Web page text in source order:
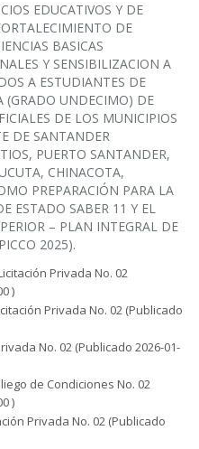
EDUCATIVOS Y DE
DE
BASICAS
Y SENSIBILIZACION A
A ESTUDIANTES DE
(GRADO UNDECIMO) DE
DE LOS MUNICIPIOS
DE SANTANDER
PUERTO SANTANDER,
CHINACOTA,
PREPARACIÓN PARA LA
ESTADO SABER 11 Y EL
– PLAN INTEGRAL DE
2025).
Privada No. 02
)
Privada No. 02 (Publicado
No. 02 (Publicado 2026-01-
de Condiciones No. 02
)
Privada No. 02 (Publicado